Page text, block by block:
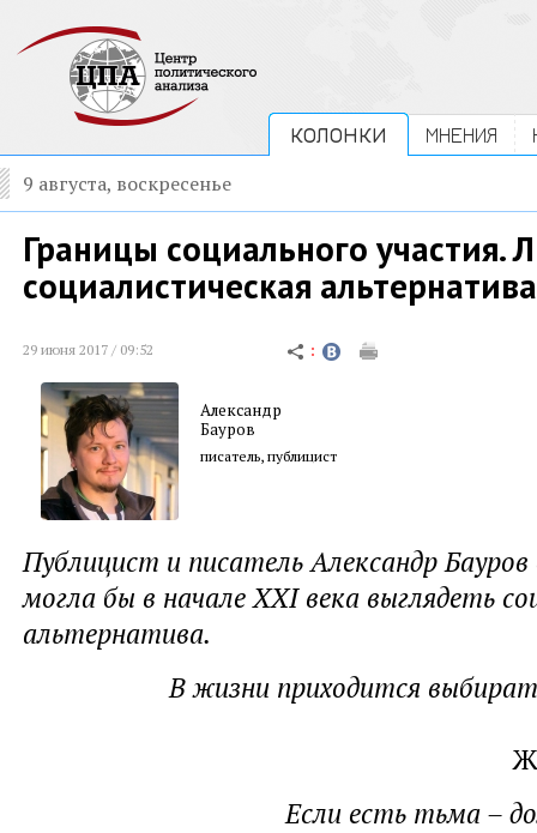
КОЛОНКИ МНЕНИЯ
9 августа, воскресенье
Границы социального участия.
социалистическая альтернатива
29 июня 2017 / 09:52
Александр
Бауров
писатель, публицист
Публицист и писатель Александр
могла бы в начале XXI века выглядеть
альтернатива.
В жизни приходится
Если есть тьма –